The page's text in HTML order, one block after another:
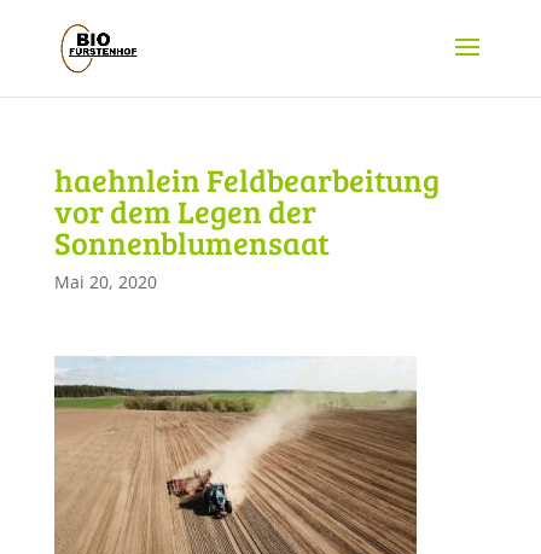
haehnlein Feldbearbeitung
vor dem Legen der
Sonnenblumensaat
Mai 20, 2020